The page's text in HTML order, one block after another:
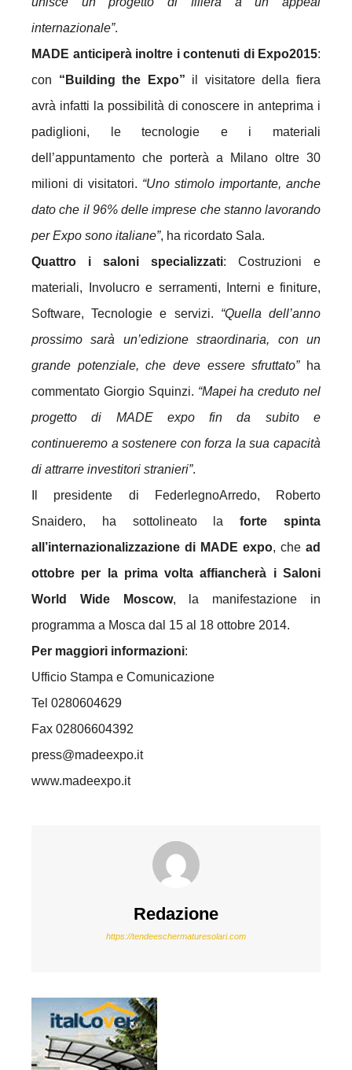
internazionale”.
MADE anticiperà inoltre i contenuti di Expo2015:
con “Building the Expo” il visitatore della fiera
avrà infatti la possibilità di conoscere in anteprima i
padiglioni, le tecnologie e i materiali
dell’appuntamento che porterà a Milano oltre 30
milioni di visitatori. “Uno stimolo importante, anche
dato che il 96% delle imprese che stanno lavorando
per Expo sono italiane”, ha ricordato Sala.
Quattro i saloni specializzati: Costruzioni e
materiali, Involucro e serramenti, Interni e finiture,
Software, Tecnologie e servizi. “Quella dell’anno
prossimo sarà un’edizione straordinaria, con un
grande potenziale, che deve essere sfruttato”
ha
commentato Giorgio Squinzi. “Mapei ha creduto nel
progetto di MADE expo fin da subito e
continueremo a sostenere con forza la sua capacità
di attrarre investitori stranieri”.
Il presidente di FederlegnoArredo, Roberto
Snaidero, ha sottolineato laforte spinta
all’internazionalizzazione di MADE expo, che ad
ottobre per la prima volta affiancherà i Saloni
World Wide Moscow, la manifestazione in
programma a Mosca dal 15 al 18 ottobre 2014.
Per maggiori informazioni:
Ufficio Stampa e Comunicazione
Tel 0280604629
Fax 02806604392
press@madeexpo.it
www.madeexpo.it
Redazione
https://tendeeschermaturesolari.com